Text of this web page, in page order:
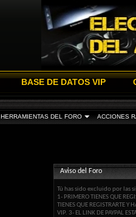
HERRAMIENTAS DEL FORO ACCIONES
BASE DE DATOS VIP
Aviso del Foro
Tú has sido excluido por las
1- PRIMERO TIENES QUE
TIENES QUE REGISTRARTE Y
VIP. 3- EL LINK DE PAYPAL